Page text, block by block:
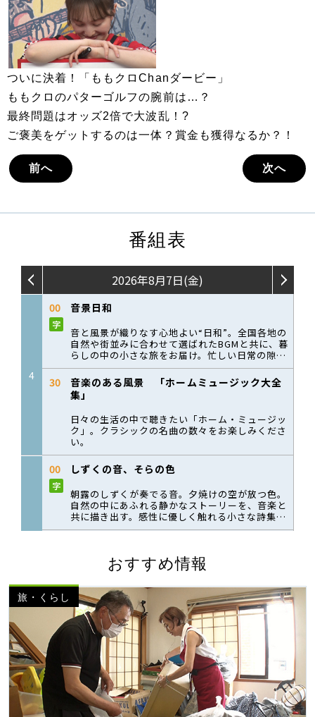
ついに決着！「ももクロChanダービー」
ももクロのパターゴルフの腕前は…？
最終問題はオッズ2倍で大波乱！?
ご褒美をゲットするのは一体？賞金も獲得なるか？！
前へ 次へ
番組表
おすすめ情報
旅・くらし